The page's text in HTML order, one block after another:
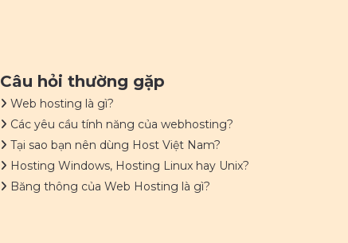
Câu hỏi thường gặp
Web hosting là gì?
Các yêu cầu tính năng của webhosting?
Tại sao bạn nên dùng Host Việt Nam?
Hosting Windows, Hosting Linux hay Unix?
Băng thông của Web Hosting là gì?